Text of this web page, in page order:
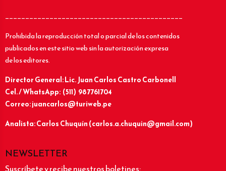
____________________________________________
Prohibida la reproducción total o parcial de los contenidos
publicados en este sitio web sin la autorización expresa
de los editores.
Director General: Lic.Juan Carlos Castro Carbonell
Cel. / WhatsApp: (511) 987761704
Correo: juancarlos@turiweb.pe
Analista: Carlos Chuquín (carlos.a.chuquin@gmail.com)
NEWSLETTER
Suscríbete y recibe nuestros boletines: